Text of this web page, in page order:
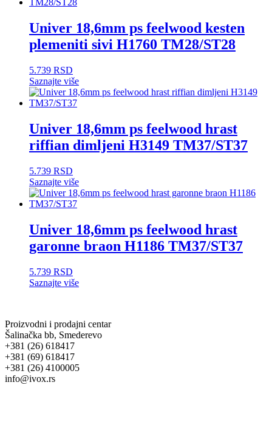
Univer 18,6mm ps feelwood kesten
plemeniti sivi H1760 TM28/ST28
5.739 RSD
Saznajte više
Univer 18,6mm ps feelwood hrast
riffian dimljeni H3149 TM37/ST37
5.739 RSD
Saznajte više
Univer 18,6mm ps feelwood hrast
garonne braon H1186 TM37/ST37
5.739 RSD
Saznajte više
Proizvodni i prodajni centar
Šalinačka bb, Smederevo
+381 (26) 618417
+381 (69) 618417
+381 (26) 4100005
info@ivox.rs